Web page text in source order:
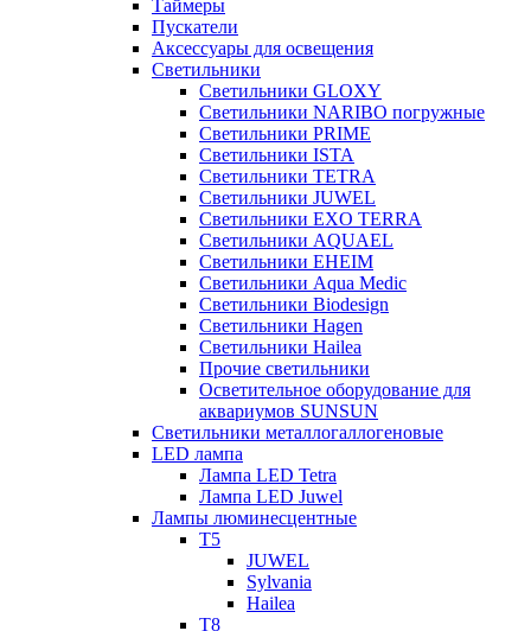
Таймеры
Пускатели
Аксессуары для освещения
Светильники
Светильники GLOXY
Светильники NARIBO погружные
Светильники PRIME
Светильники ISTA
Светильники TETRA
Светильники JUWEL
Светильники EXO TERRA
Светильники AQUAEL
Светильники EHEIM
Светильники Aqua Medic
Светильники Biodesign
Светильники Hagen
Светильники Hailea
Прочие светильники
Осветительное оборудование для
аквариумов SUNSUN
Светильники металлогаллогеновые
LED лампа
Лампа LED Tetra
Лампа LED Juwel
Лампы люминесцентные
T5
JUWEL
Sylvania
Hailea
T8